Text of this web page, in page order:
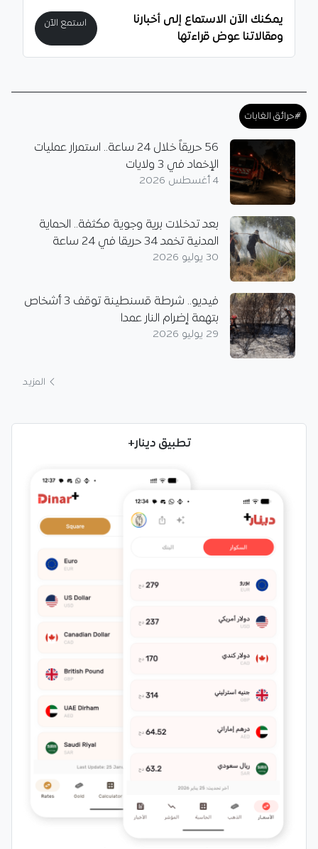
يمكنك الآن الاستماع إلى أخبارنا
ومقالاتنا عوض قراءتها
استمع الآن
#حرائق الغابات
56 حريقاً خلال 24 ساعة.. استمرار عمليات
الإخماد في 3 ولايات
4 أغسطس 2026
بعد تدخلات برية وجوية مكثفة.. الحماية
المدنية تخمد 34 حريقا في 24 ساعة
30 يوليو 2026
فيديو.. شرطة قسنطينة توقف 3 أشخاص
بتهمة إضرام النار عمدا
29 يوليو 2026
المزيد
تطبيق دينار+